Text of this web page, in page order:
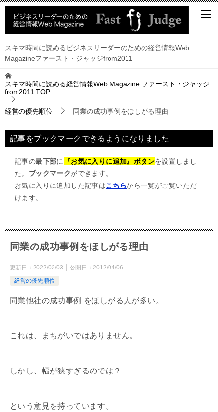
スキマ時間に読めるビジネスリーダーのための経営情報Web
Magazineファースト・ジャッジfrom2011
スキマ時間に読める経営情報Web Magazine ファースト・ジャッジ
from2011 TOP
経営の優先順位 同業の成功事例をほしがる理由
記事をブックマークできるようになりました
記事の最下部に 『お気に入りに追加』ボタンを設置しまし
た。 ブックマークができます。
お気に入りに追加した記事はこちらから一覧がご覧いただ
けます。
同業の成功事例をほしがる理由
更新日： 2022/02/03 公開日： 2012/04/06
経営の優先順位
同業他社の成功事例 をほしがる人が多い。
これは、まちがいではありません。
しかし、幅が狭すぎるのでは？
という意見を持っています。